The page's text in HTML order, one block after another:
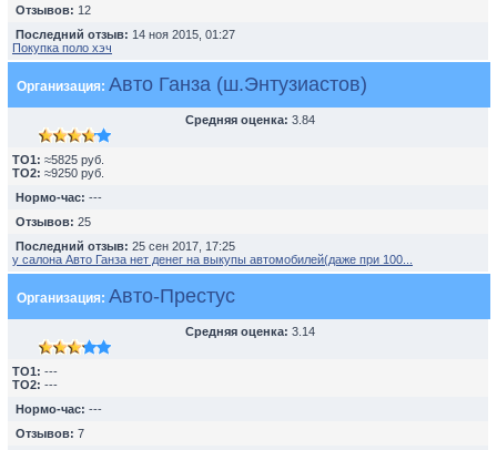
Отзывов: 12
Последний отзыв: 14 ноя 2015, 01:27
Покупка поло хэч
Организация: Авто Ганза (ш.Энтузиастов)
Средняя оценка: 3.84
TO1: ≈5825 руб.
TO2: ≈9250 руб.
Нормо-час: ---
Отзывов: 25
Последний отзыв: 25 сен 2017, 17:25
у салона Авто Ганза нет денег на выкупы автомобилей(даже при 100...
Организация: Авто-Престус
Средняя оценка: 3.14
TO1: ---
TO2: ---
Нормо-час: ---
Отзывов: 7